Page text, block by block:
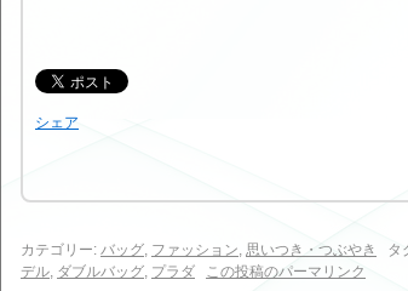
シェア
カテゴリー: バッグ, ファッション, 思いつき・つぶやき タ
デル, ダブルバッグ, プラダ この投稿のパーマリンク